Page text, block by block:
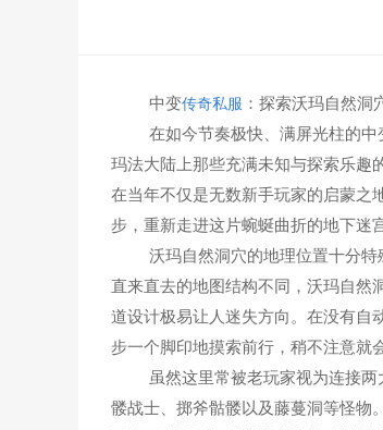
中变传奇私服 ：探索沃玛自然洞
在如今节奏极快、满屏光柱的中
玛法大陆上那些充满未知与探索乐趣
在当年不仅是无数新手玩家的启蒙之
步，重新走进这片蜿蜒曲折的地下迷
沃玛自然洞穴的地理位置十分特
直来直去的地图结构不同，沃玛自然
道设计极易让人迷失方向。在没有自
步一个脚印地摸索前行，稍不注意就
虽然这里常被老玩家视为连接两
髅战士、掷斧骷髅以及藤蔓洞等怪物